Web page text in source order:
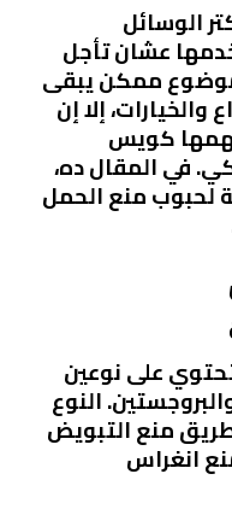
الوسائل
عشان تأجل
ممكن يبقى
إلا إن
كويس
في المقال ده،
لحبوب منع الحمل
على نوعين
النوع
منع التبويض
انغراس